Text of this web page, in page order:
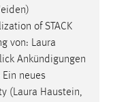
)
of STACK
von: Laura
Ankündigungen
Ein neues
(Laura Haustein,
der Website